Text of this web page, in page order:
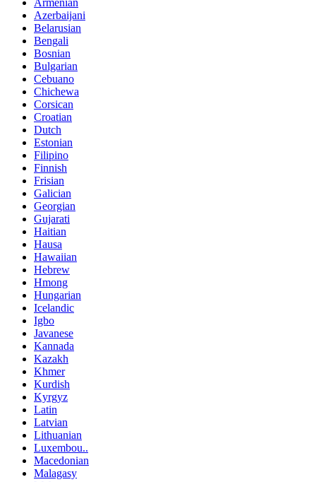
Azerbaijani
Belarusian
Bengali
Bosnian
Bulgarian
Cebuano
Chichewa
Corsican
Croatian
Dutch
Estonian
Filipino
Finnish
Frisian
Galician
Georgian
Gujarati
Haitian
Hausa
Hawaiian
Hebrew
Hmong
Hungarian
Icelandic
Igbo
Javanese
Kannada
Kazakh
Khmer
Kurdish
Kyrgyz
Latin
Latvian
Lithuanian
Luxembou..
Macedonian
Malagasy